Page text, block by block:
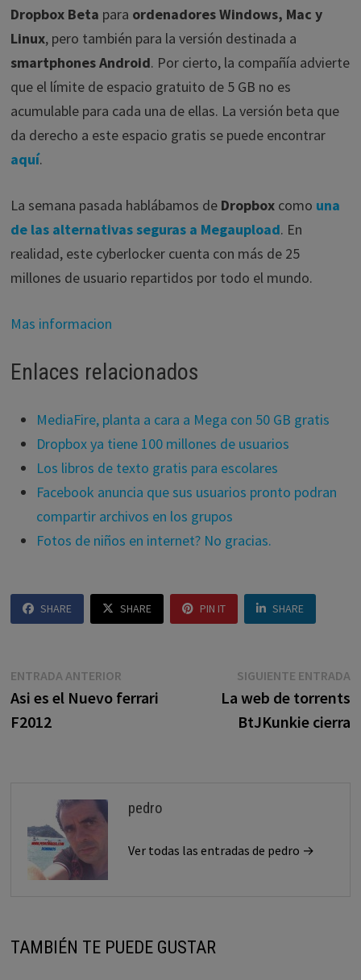
Dropbox Beta para ordenadores Windows, Mac y
Linux, pero también para la versión destinada a
smartphones Android. Por cierto, la compañía advierte
que el límite de espacio gratuito de 5 GB no es
acumulable para cada una de ellas. La versión beta que
da derecho a este espacio gratis se puede encontrar
aquí.
La semana pasada hablábamos de Dropbox como una
de las alternativas seguras a Megaupload. En
realidad, este cyberlocker cuenta con más de 25
millones de usuario repartidos por todo el mundo.
Mas informacion
Enlaces relacionados
MediaFire, planta a cara a Mega con 50 GB gratis
Dropbox ya tiene 100 millones de usuarios
Los libros de texto gratis para escolares
Facebook anuncia que sus usuarios pronto podran
compartir archivos en los grupos
Fotos de niños en internet? No gracias.
SHARE SHARE PIN IT SHARE
Navegación
de
ENTRADA ANTERIOREntrada
anterior:
Asi es el Nuevo ferrari
F2012
SIGUIENTE ENTRADA
La web de torrents
BtJKunkie cierra
pedro
Ver todas las entradas de pedro →
TAMBIÉN TE PUEDE GUSTAR